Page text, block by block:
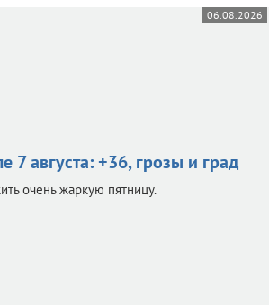
06.08.2026
7 августа: +36, грозы и град
очень жаркую пятницу.